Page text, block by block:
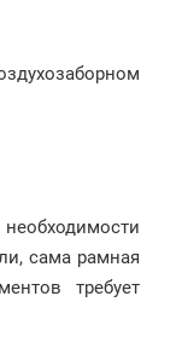
сама рамная
требует